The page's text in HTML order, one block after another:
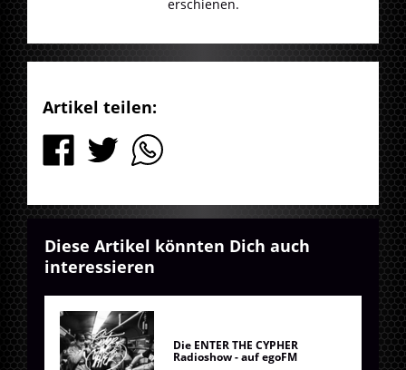
erschienen.
Artikel teilen:
Diese Artikel könnten Dich auch
interessieren
Die ENTER THE CYPHER
Radioshow - auf egoFM